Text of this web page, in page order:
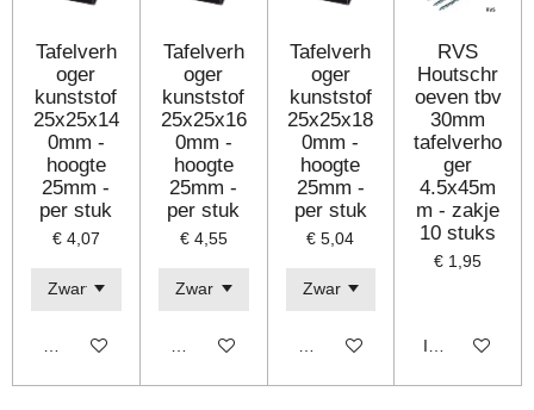
Tafelverh
oger
kunststof
25x25x14
0mm -
hoogte
25mm -
per stuk
€ 4,07
Bekijk details
Tafelverh
oger
kunststof
25x25x16
0mm -
hoogte
25mm -
per stuk
€ 4,55
Bekijk details
Tafelverh
oger
kunststof
25x25x18
0mm -
hoogte
25mm -
per stuk
€ 5,04
Bekijk details
RVS
Houtschr
oeven tbv
30mm
tafelverho
ger
4.5x45m
m - zakje
10 stuks
€ 1,95
In